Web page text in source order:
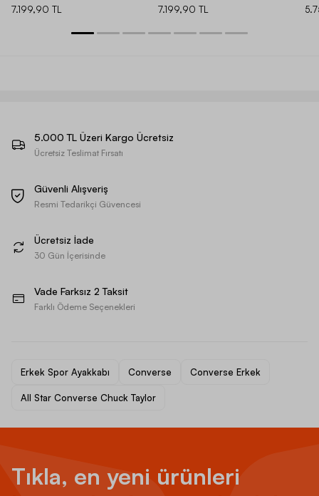
7.199,90 TL
7.199,90 TL
5.000 TL Üzeri Kargo Ücretsiz
Ücretsiz Teslimat Fırsatı
Güvenli Alışveriş
Resmi Tedarikçi Güvencesi
Ücretsiz İade
30 Gün İçerisinde
Vade Farksız 2 Taksit
Farklı Ödeme Seçenekleri
Erkek Spor Ayakkabı Converse Converse Erkek
All Star Converse Chuck Taylor
Tıkla, en yeni ürünleri